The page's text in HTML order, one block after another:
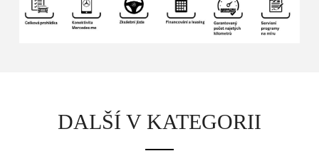
DALŠÍ V KATEGORII
Powered by chaterimo